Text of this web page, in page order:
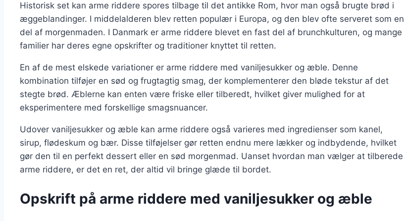
Historisk set kan arme riddere spores tilbage til det antikke Rom, hvor man også brugte brød i
æggeblandinger. I middelalderen blev retten populær i Europa, og den blev ofte serveret som en
del af morgenmaden. I Danmark er arme riddere blevet en fast del af brunchkulturen, og mange
familier har deres egne opskrifter og traditioner knyttet til retten.
En af de mest elskede variationer er arme riddere med vaniljesukker og æble. Denne
kombination tilføjer en sød og frugtagtig smag, der komplementerer den bløde tekstur af det
stegte brød. Æblerne kan enten være friske eller tilberedt, hvilket giver mulighed for at
eksperimentere med forskellige smagsnuancer.
Udover vaniljesukker og æble kan arme riddere også varieres med ingredienser som kanel,
sirup, flødeskum og bær. Disse tilføjelser gør retten endnu mere lækker og indbydende, hvilket
gør den til en perfekt dessert eller en sød morgenmad. Uanset hvordan man vælger at tilberede
arme riddere, er det en ret, der altid vil bringe glæde til bordet.
Opskrift på arme riddere med vaniljesukker og æble